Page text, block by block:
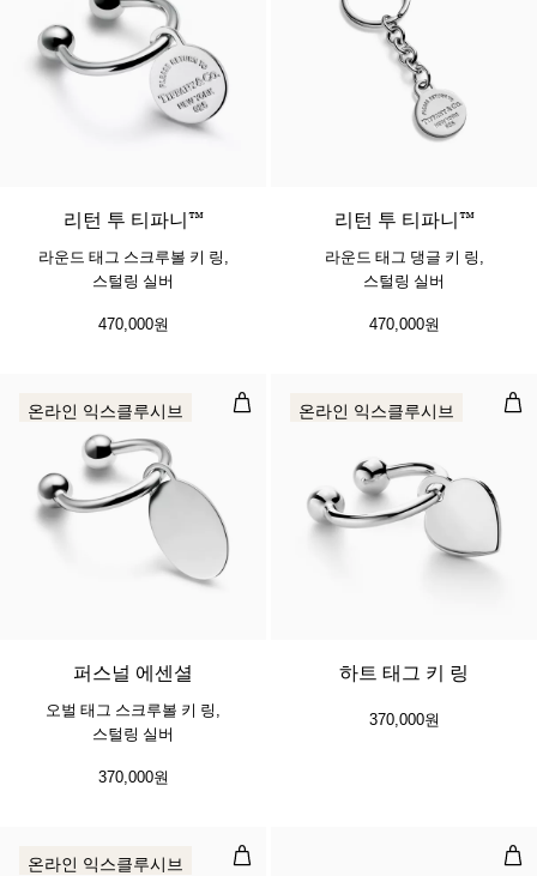
리턴 투 티파니™
라운드 태그 스크루볼 키 링,
스털링 실버
470,000원
리턴 투 티파니™
라운드 태그 댕글 키 링,
스털링 실버
470,000원
오벌 태그 스크루볼 키 링, 스털링 실
온라인 익스클루시브
퍼스널 에센셜
오벌 태그 스크루볼 키 링,
스털링 실버
370,000원
하
온라인 익스클루시브
하트 태그 키 링
370,000원
하트 태그 키 링
온라인 익스클루시브 하